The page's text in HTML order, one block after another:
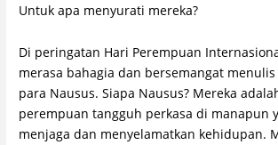
Untuk apa menyurati mereka?
Di peringatan Hari Perempuan
merasa bahagia dan bersemangat
para Nausus. Siapa Nausus? Mereka
perempuan tangguh perkasa di manapun
menjaga dan menyelamatkan kehidupan.